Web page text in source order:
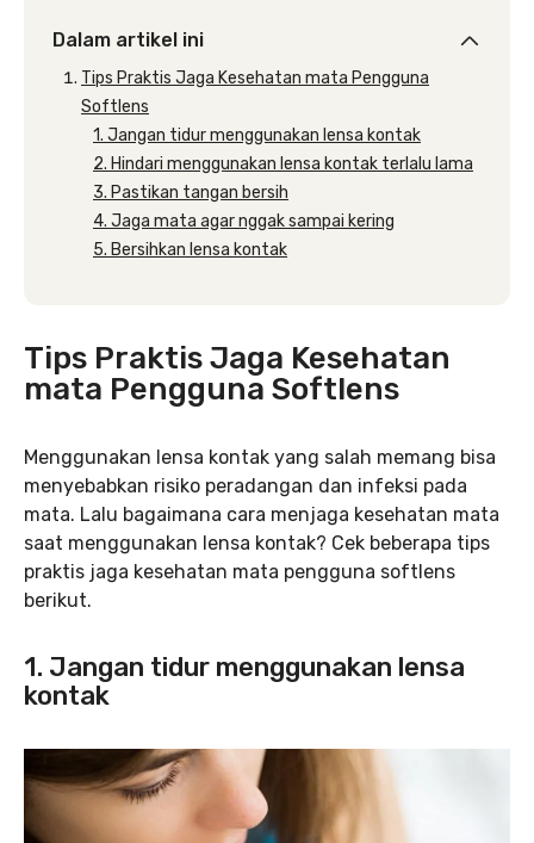
Dalam artikel ini
Tips Praktis Jaga Kesehatan mata Pengguna
Softlens
1. Jangan tidur menggunakan lensa kontak
2. Hindari menggunakan lensa kontak terlalu lama
3. Pastikan tangan bersih
4. Jaga mata agar nggak sampai kering
5. Bersihkan lensa kontak
Tips Praktis Jaga Kesehatan
mata Pengguna Softlens
Menggunakan lensa kontak yang salah memang bisa
menyebabkan risiko peradangan dan infeksi pada
mata. Lalu bagaimana cara menjaga kesehatan mata
saat menggunakan lensa kontak? Cek beberapa tips
praktis jaga kesehatan mata pengguna softlens
berikut.
1. Jangan tidur menggunakan lensa
kontak